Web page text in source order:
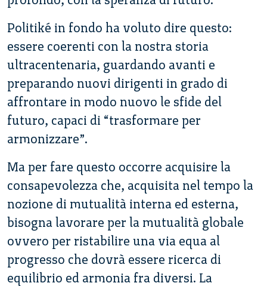
Politiké in fondo ha voluto dire questo:
essere coerenti con la nostra storia
ultracentenaria, guardando avanti e
preparando nuovi dirigenti in grado di
affrontare in modo nuovo le sfide del
futuro, capaci di “trasformare per
armonizzare”.
Ma per fare questo occorre acquisire la
consapevolezza che, acquisita nel tempo la
nozione di mutualità interna ed esterna,
bisogna lavorare per la mutualità globale
ovvero per ristabilire una via equa al
progresso che dovrà essere ricerca di
equilibrio ed armonia fra diversi. La